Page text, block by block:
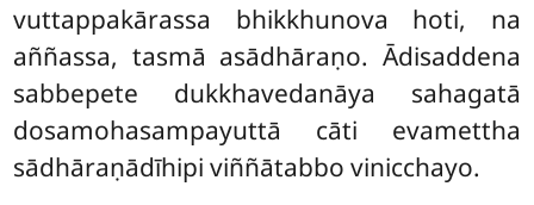
vuttappakārassa bhikkhunova hoti, na
aññassa, tasmā asādhāraṇo. Ādisaddena
sabbepete dukkhavedanāya sahagatā
dosamohasampayuttā cāti evamettha
sādhāraṇādīhipi viññātabbo vinicchayo.